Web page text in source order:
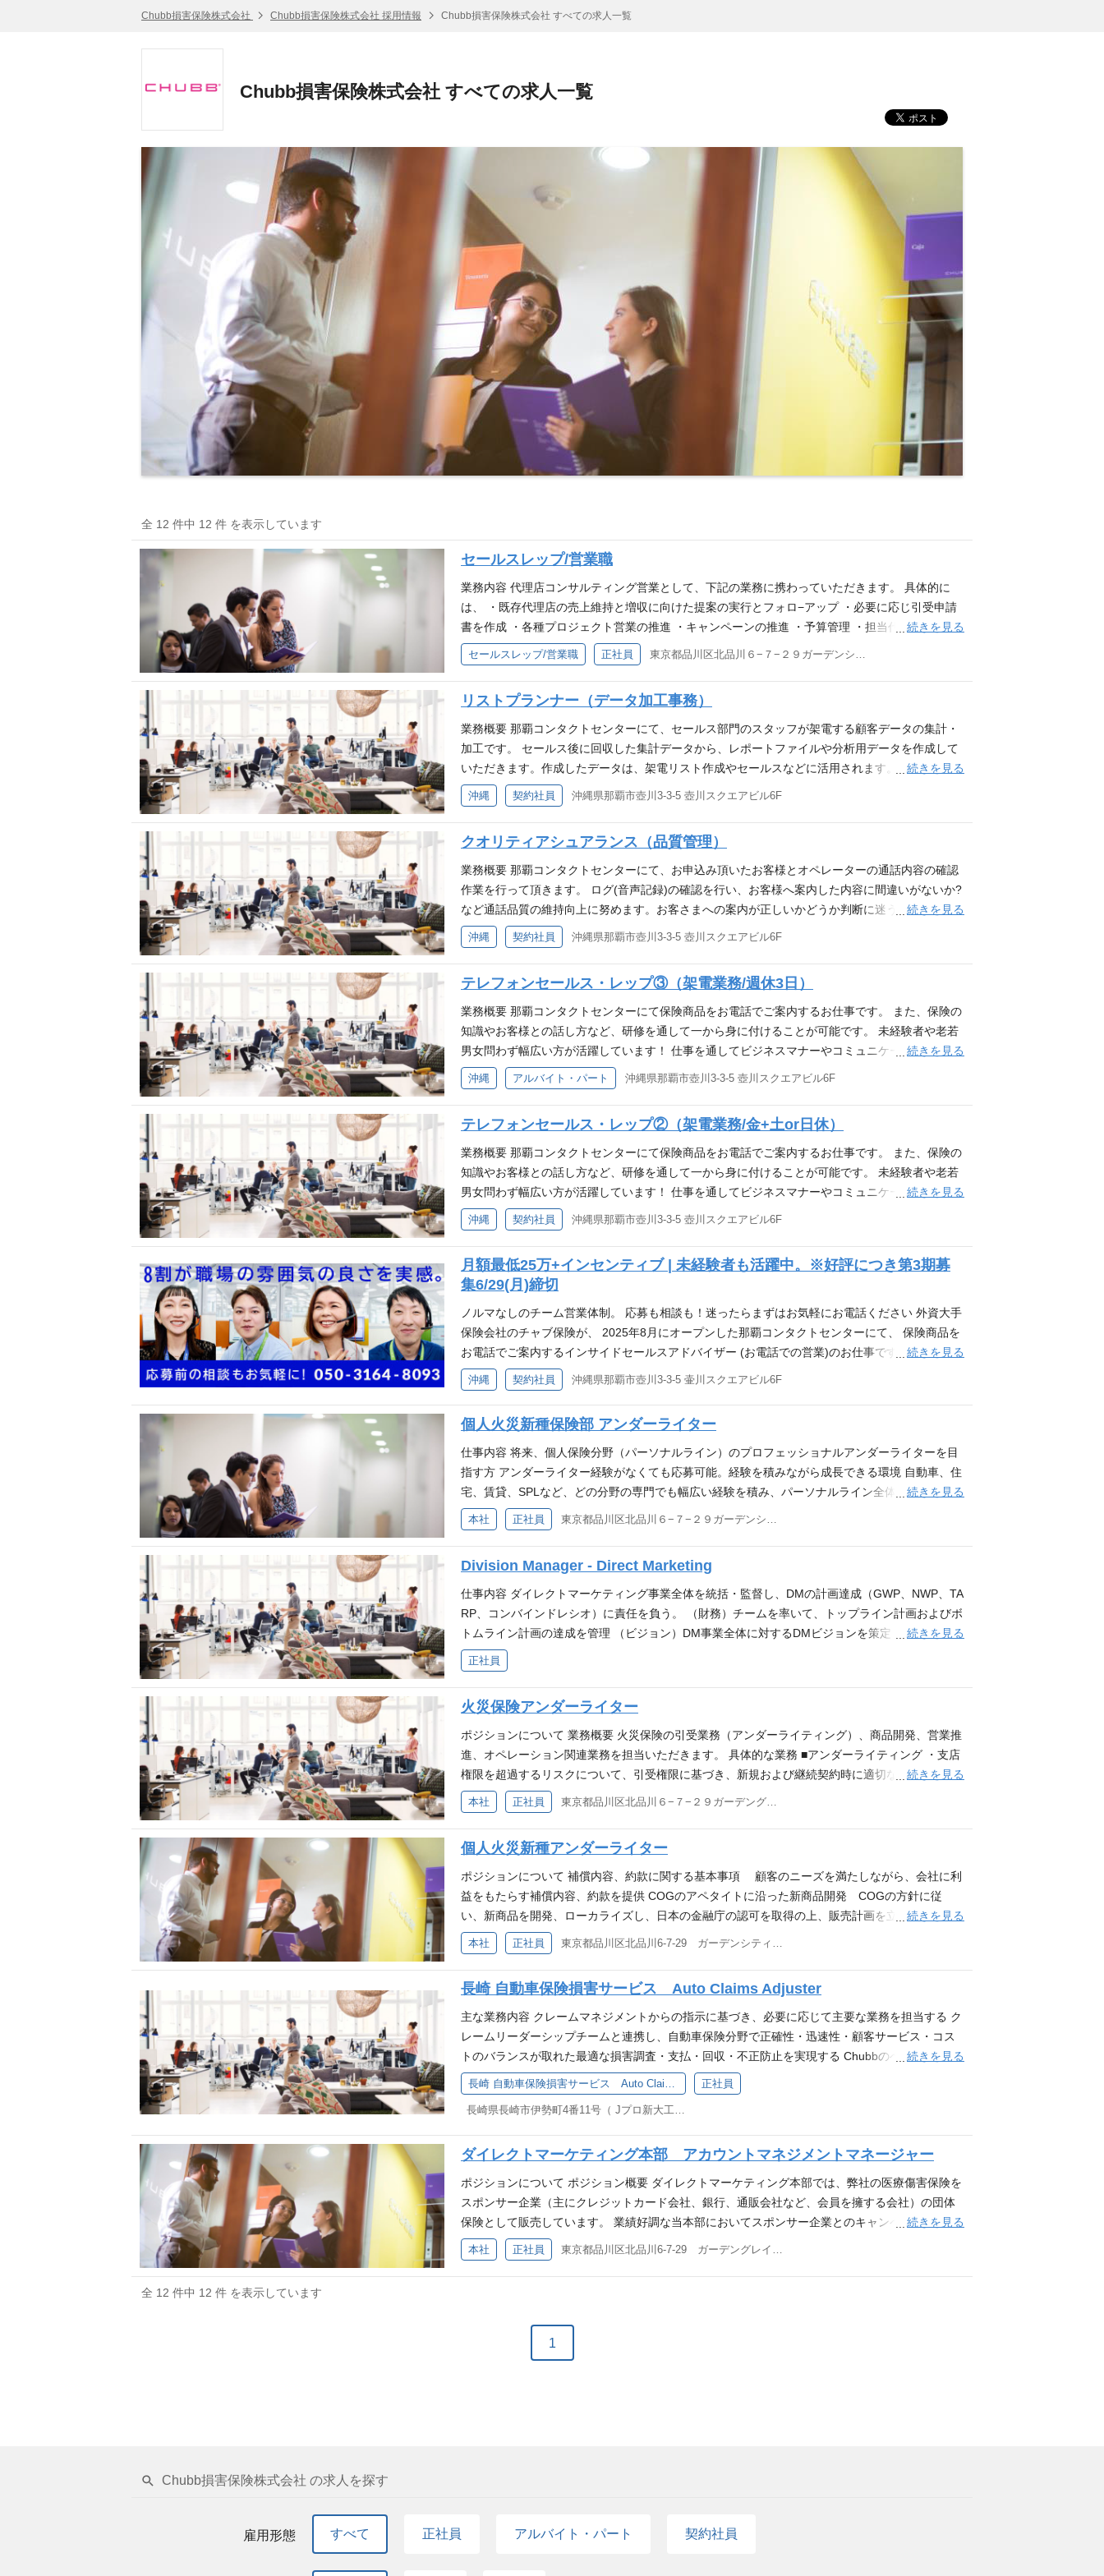
Chubb損害保険株式会社 Chubb損害保険株式会社 採用情報 Chubb損害保険株式会社 すべての求人一覧
Chubb損害保険株式会社 すべての求人一覧
全 12 件中 12 件 を表示しています
セールスレップ/営業職
業務内容 代理店コンサルティング営業として、下記の業務に携わっていただきます。 具体的に
は、 ・既存代理店の売上維持と増収に向けた提案の実行とフォロ−アップ ・必要に応じ引受申請
書を作成 ・各種プロジェクト営業の推進 ・キャンペーンの推進 ・予算管理 ・担当代理店の営業
力向上や、営業業務システム等の教育指導 応募要件 ・損害保険に関する営業経験3年以上 ・損害
保険についての各種専門知識（商品、取扱い規定、販売手法、法律等） ・ビジネスに対する洞察
力 ・結果志向 ・全国転勤可能な方（東京・大阪・名古屋・福岡などを想定。初任地については相
談の上決定）
続きを見る
セールスレップ/営業職 正社員
リストプランナー（データ加工事務）
業務概要 那覇コンタクトセンターにて、セールス部門のスタッフが架電する顧客データの集計・
加工です。 セールス後に回収した集計データから、レポートファイルや分析用データを作成して
いただきます。作成したデータは、架電リスト作成やセールスなどに活用されます。 将来はデー
タ集計のスペシャリスト、又はリサーチャーなどのキャリアも目指せます!! この機会にぜひ、弊
社でそのキャリアの第一歩を踏み出してみませんか? ＊事業好調につき拡大・増員しています。
安定した企業で一緒に働きませんか。 応募条件 ≪職種未経験OK/データ集計の実務経験者歓迎!≫
■Excelなどを用いてデータを加工(資料作成など)した経験があればOK ▼以下にチェックが一つで
もつく方は、応募資格を満たしている可能性が高いです。 □Excelのメニューバーにある機能はだ
いたい理解している(用途に合わせて最適な機能を選べる)。 □関数を使ってデータのあたりをつけ
られる。 □データを用いて社内でのコミュニケーションを円滑に行うことができる。 ◆那覇カス
タマーコンタクトセンター紹介ビデオ◆
続きを見る
沖縄 契約社員 沖縄県那覇市壺川3-3-5 壺川スクエアビル6F
クオリティアシュアランス（品質管理）
業務概要 那覇コンタクトセンターにて、お申込み頂いたお客様とオペレーターの通話内容の確認
作業を行って頂きます。 ログ(音声記録)の確認を行い、お客様へ案内した内容に間違いがないか?
など通話品質の維持向上に努めます。お客さまへの案内が正しいかどうか判断に迷うときは、管
理者が介入してアドバイスする体制を整えています。 コツコツ仕事に打ち込める方であれば、必
ず結果がついてくる仕事です。 自発的に行動してくれる方、元気があってはつらつとした方を求
めています。 経験は問いませんが、保険のお仕事の経験があればスムーズに業務に入ることがで
きます。 ＊事業好調につき拡大・増員しています。安定した企業で一緒に働きませんか。 応募条
件 未経験歓迎♪ PCスキル必須(エクセル・ワード) ▼下記いずれかに当てはまる方はすぐにご活躍
いただけると思います !! ・事務の経験がある方 ・保険業務経験者 ・コールセンター経験者 ▼求
める人物像 ・コミュニケーションスキルがありチームとの連携を取りながら仕事を進めることが
できる ・素直で謙虚さがある ◆那覇カスタマーコンタクトセンター紹介ビデオ◆
続きを見る
沖縄 契約社員 沖縄県那覇市壺川3-3-5 壺川スクエアビル6F
テレフォンセールス・レップ③（架電業務/週休3日）
業務概要 那覇コンタクトセンターにて保険商品をお電話でご案内するお仕事です。 また、保険の
知識やお客様との話し方など、研修を通して一から身に付けることが可能です。 未経験者や老若
男女問わず幅広い方が活躍しています！ 仕事を通してビジネスマナーやコミュニケーションスキ
ルを身につけたい方、保険会社で新たなキャリアをスタートしたい方、ご応募お待ちしておりま
す。 ＊事業好調につき拡大・増員しています。安定した企業で一緒に働きませんか。 応募条件
・コールセンターでの電話発信業務経験あれば尚可 ・保険会社での業務経験あれば尚可 ◆那覇カ
スタマーコンタクトセンター紹介ビデオ◆
続きを見る
沖縄 アルバイト・パート 沖縄県那覇市壺川3-3-5 壺川スクエアビル6F
テレフォンセールス・レップ②（架電業務/金+土or日休）
業務概要 那覇コンタクトセンターにて保険商品をお電話でご案内するお仕事です。 また、保険の
知識やお客様との話し方など、研修を通して一から身に付けることが可能です。 未経験者や老若
男女問わず幅広い方が活躍しています！ 仕事を通してビジネスマナーやコミュニケーションスキ
ルを身につけたい方、保険会社で新たなキャリアをスタートしたい方、ご応募お待ちしておりま
す。 ＊事業好調につき拡大・増員しています。安定した企業で一緒に働きませんか。 応募条件
・コールセンターでの電話発信業務経験あれば尚可 ・保険会社での業務経験あれば尚可 ◆那覇カ
スタマーコンタクトセンター紹介ビデオ◆
続きを見る
沖縄 契約社員 沖縄県那覇市壺川3-3-5 壺川スクエアビル6F
月額最低25万+インセンティブ | 未経験者も活躍中。※好評につき第3期募
集6/29(月)締切
ノルマなしのチーム営業体制。 応募も相談も！迷ったらまずはお気軽にお電話ください 外資大手
保険会社のチャブ保険が、 2025年8月にオープンした那覇コンタクトセンターにて、 保険商品を
お電話でご案内するインサイドセールスアドバイザー (お電話での営業)のお仕事です。 セールス
と聞くと「ノルマがきつそう…」と 不安になる方も多いかもしれませんが、 当社では個人ノルマ
は一切設けておらず、 チームで協力しながら成果を出すスタイルです。 また、無理な押し売りや
なご案内を評価する文化が根付いています。営業未経験の方でも始めやすく、安心して働ける環
境です。 ※お客様の迷惑となるような無理なセールスはありません!! お電話での相談も受付中！
お気軽にご連絡ください。 050-3164-8093 / 070-3830-5251(平日9:00-17:00) 【職場の雰囲気が
分かる動画を公開中！】 【給与】 基本給25万円＋頑張った分インセンティブ！ (月収例: 毎月固
定25万＋インセンティブ3万＋営業手当5万=33万円) 【勤務地】 那覇コンタクトセンター(壺川駅
徒歩1分) 【勤務時間・休日】 平日12:30～20:30 土日祝11:00～19:00 ※土日祝は1h残業あり シフ
ト制：週休2日 年次有給休暇、夏季休暇、年末年始、慶弔、 記念日休暇年2日、人間ドック休暇1
日 【仕事内容】 お電話での保険をお客様にご紹介するお仕事です。 充実した研修と手厚いサポ
ートが受けられるので、 未経験からでも安心です。 老若男女(19～69歳まで)幅広い世代が活躍
中！ 【 お任せする業務】 クレジットカード会社の会員様へ、保険商品をご案内する電話業務を
お任せします。 リストに基づいた架電のため、飛び込み営業や外回りは一切なし。 未経験の方で
も安心してスタートできます。 【具体的な業務の流れ】 ・お客様情報が記載された専用システム
を確認 ・トークマニュアルに沿ってお電話をかけて応対 ・保険商品についてのご案内/ご提案 ・
興味を持っていただいた方へ、 申込方法や資料のご案内 ・応対履歴を入力して完了 【初めて
でも安心できる研修制度が自慢】 トークスクリプトや商品知識に関する研修があるため、 未経験
からでも安心して取り組める環境です。 実際に、未経験からスタートしたスタッフが多数活躍中
です! ①導入研修 : 会社の概要や社内環境について学びます。 ②知識研修 : 保険の基礎知識につい
て学びます。 ③ロープレ研修/端末研修 : 実際の電話応対からPC入力方法など、 実際の業務に近
の成長をサポートします。 【福利厚生】 ■交通費支給→支払い上限無し ■ESPP(従業員持株購入
ブ等の割引を受けられる ■保険料補助制度→自社保険を3割引きで加入できる※規定あり 【応募条
収入も、働きやすさも、どちらも大事。」 そんな方に選ばれています。 ※2025年12月に実施。
那覇コンタクトセンター従業員アンケートより。 事業好調につき拡大・増員中。安定した企業で
一緒に働きませんか？ 【チャブ保険のGOOD POINT】 💰月額最低25万＋インセンティブ(未経験
でも) 🏖️壺川駅徒歩1分・新しいオフィスで快適。 📚誰でも未経験から保険のプロへ。充実の研修
の声
続きを見る
沖縄 契約社員 沖縄県那覇市壺川3-3-5 壷川スクエアビル6F
個人火災新種保険部 アンダーライター
仕事内容 将来、個人保険分野（パーソナルライン）のプロフェッショナルアンダーライターを目
指す方 アンダーライター経験がなくても応募可能。経験を積みながら成長できる環境 自動車、住
宅、賃貸、SPLなど、どの分野の専門でも幅広い経験を積み、パーソナルライン全体のプロフェ
ッショナルを目指せる 主な業務： 引受書類や補償内容の文書化 標準ファイルやポートフォリオ
の管理（引受権限内） UAGにおける限定的な引受権限の所有 求めるスキル・素養： 基本的な補
償内容・引受条件の理解顧客ニーズを満たしつつ、会社収益を確保できる補償や条件を理解・提
供できる能力 リスクアセスメント対応リスクエクスポージャー分析やロス分析などの基本素養 リ
スク分析能力があれば尚良し P&Lなど財務要件の基本理解リスク分析に必要な数字や保険の財務
基礎の理解 マーケティング・コミュニケーション営業部門との調整・交渉能力 プレゼンテーショ
ン・明確なコミュニケーション能力 戦略的思考に基づくコミュニケーション展開能力 プロダクシ
ョン戦略の管理・遂行能力 システム・プログラム活用システムやプログラムを用いた業務遂行能
力
続きを見る
本社 正社員
Division Manager - Direct Marketing
仕事内容 ダイレクトマーケティング事業全体を統括・監督し、DMの計画達成（GWP、NWP、TA
RP、コンバインドレシオ）に責任を負う。 （財務）チームを率いて、トップライン計画およびボ
トムライン計画の達成を管理 （ビジョン）DM事業全体に対するDMビジョンを策定 （関係構築）
スポンサーの上級管理職、外部ベンダーの上級管理職、および社内組織との関係を維持・強化
（コールセンターの管理）パフォーマンス改善、TSR採用、キャンペーン停止、コールセンター
のキャパシティ拡大／縮小を含む、センター運営戦略および施策を決定 （サービスオペレーショ
ンの管理）継続率向上施策、インバウンド対応、データ管理、請求管理、フルフィルメント管理
を含む、サービスオペレーション部門の戦略・施策を決定 （戦略的組織運営）DM組織および組
織体制の変更を評価する。チームを率い、チームのモチベーションを高く維持する。DM内の環境
を改善し、円滑な社内コミュニケーションを実現して、良好なチームワークを維持 （コンプライ
アンス・ガバナンス）IBAおよび社内規程に基づき、適切な募集活動を管理し、最良のガバナンス
を維持 （報告）業務状況を適時に報告 （その他）COGおよび上級管理職から求められる業務対
応 Supervise overall direct marketing business and has responsibility of achieving the plan of D
M.(GWP, NWP, TARP, Combined ratio) (Financial): Manage & achieve topline plan and bottom-lin
e plan by leading team. (Vision): Develop DM vision for all DM business. (Relationship): Keep an
d strengthen relationship with sponsor’s senior management, outside vendor senior managemen
t and internal organization. (Manage Call center): Decision center operation strategy & action, inc
ity of call center. (Manage Service operation): Decision service operation department strategy &
action, including persistency improving activity, inbound call activity, data management, billing ma
nagement and fulfil management. (Strategic organization): Evaluation DM organization and struc
d make smooth internal communication for keep good teamwork. (Compliance & Governance):
n. (Reporting): Report business condition timely. (Other): Business required from COG and senio
r management. Qualifications マーケティング分野における幅広い経験と知見を有し、優れた数値
感覚 優れたチームリーダーシップを有し、論理的思考力と適切な説明力 部門管理または多数の従
われない） Broad experience and insight in the Marketing field and excellent enumerative sense.
Excellent team leading skill. Logical thinking and appropriate explanation skill. Division Manage o
r large amount employee managing experience. Actively working style person and lead business
(Not sectionalism person)
続きを見る
正社員
火災保険アンダーライター
ポジションについて 業務概要 火災保険の引受業務（アンダーライティング）、商品開発、営業推
進、オペレーション関連業務を担当いただきます。 具体的な業務 ■アンダーライティング ・支店
権限を超過するリスクについて、引受権限に基づき、新規および継続契約時に適切なアンダーラ
イティングを行うことで、ポートフォリオの健全性の維持を図る。 ・リスク・オブザベーショ
ン・フォーム等の他部門からの情報に基づき、事故多発者等悪質なリスクの排除を行う。 ■商品
開発（改定を含む） ・マーケットに注意を払い、自社商品の他社に対する優位点・劣後点を常に
認識する。 ・商品開発プロジェクトにおいて、商品内容の策定、業務フローの策定、システム開
発の企画、規定の整備、営業保険料率の決定、帳票類および募集文書の作成・管理等、商品のラ
イフサイクルに係る一連の業務を行う。 ■トップラインへの貢献 営業部門と協力し、新規チャネ
ルの開拓および既存チャネルの掘り起こしに必要な各種施策の支援を行う。 ■ 異例計上の管理 ・
異例計上の申請に対して、申請理由を精査し、認否の決定を行う。 ・営業部支店と協力し、異例
計上の件数を抑制するために対策を講じる。 ■外部関連機関への報告と必要な委員会等への出席
損害保険料率算出機構、外国損害保険協会、日本損害保険協会等への報告と指定された委員会に
出席し、必要に応じて情報を社内関係者に連携する。 入社後の教育 初め2日間は人事部で行う入
社オリエンテーションにご参加いただき、当社社員として必要な知識を身に着けていただきま
す。 その後部門の研修では、OJTで実務を通して必要なスキルを身に着けていただきます。 組織
について 火災保険部は現在11名の組織です。業績好調なため増員中です。男性9名、女性2名で、
海外のチームからのサポートメンバーもいます。 キャリアパス 当部門でのマネージャーを目指し
ていただくのが一般的ですが、ご本人のご希望により、他の保険ラインのアンダーライターへの
転向や営業職への転向も可能です。社内公募制度もありますので、管理部門や損害サービス部門
職に転向− 10年目：P&C本部長に昇格 ■キャリア例２ アンダーライターとして中途入社− 4年
イティング、リスクマネジメント等）がある方。 ・英語力：ビジネスレベルの読み書き 歓迎要件
・損害保険業界での引受業務（アンダーライティング）経験者 ・英会話力（ビジネスレベル）
続きを見る
本社 正社員
個人火災新種アンダーライター
ポジションについて 補償内容、約款に関する基本事項 顧客のニーズを満たしながら、会社に利
益をもたらす補償内容、約款を提供 COGのアペタイトに沿った新商品開発 COGの方針に従
い、新商品を開発、ローカライズし、日本の金融庁の認可を取得の上、販売計画を立案、管理 リ
スクアセスメント リスク・エクスポージャー、特殊または一般的なハザード、および適切なコ
ントロールを特定する能力を有すること。 エクスポージャーとリスク分析に基づいてリスクを選
択。事故内容を分析し、損失を定量化する。 財務分析 リスク分析に使用される財務諸表および
比率の理解。 保険財務の基礎を理解し、保険引受の決定が会社の資産に与える影響を理解 保険数
理の基礎的理解 ロストレンド、料率算出を理解する能力。 過去の実績ないし予測手法に基づく
リスクの定量化 マーケティング・コミュニケーション 会社の最終利益を達成するための営業お
よび交渉し、 プレゼンテーションを行い、明確に伝える。戦略的思考に基づいてコミュニケーシ
ョンを行う能力ならびに代理店（プロデューサー）戦略を管理 システムとプログラム管理 日常
業務の遂行に必要なシステムおよびソフトウェア・プログラムを使用し、個人火災保険および賃
貸保険のシステム要件定義を作成 要件 アンダーライティングの概念、実務、手続きに関する深い
知識 マイクロソフト・ワード、エクセル、パワーポイント、アウトルック, インターネット/Webe
xの使用 日本語（ネイティブ）と英語（中級または上級）の多言語コミュニケーションスキル 交
続きを見る
本社 正社員
長崎 自動車保険損害サービス Auto Claims Adjuster
主な業務内容 クレームマネジメントからの指示に基づき、必要に応じて主要な業務を担当する ク
レームリーダーシップチームと連携し、自動車保険分野で正確性・迅速性・顧客サービス・コス
トのバランスが取れた最適な損害調査・支払・回収・不正防止を実現する Chubbのベストプラク
ティスガイドラインに従い、自動車保険金請求業務を遂行する 内部・外部の自動車保険に関する
不正行為やリスクを迅速に特定・エスカレーション・報告し、関係者と連携して解決する 大口損
害案件の基準に該当する自動車保険金請求について、速やかかつ正確に特定・エスカレーショ
ン・報告・引当・解決を行う 日々の業務の中で、クリティカルシンキングや計画性、効果的なコ
ミュニケーション、優先事項の実行力など、ビジネス・リーダーシップ能力を発揮できるスタッ
フの育成・メンタリングに関与する Chubb社内の自動車保険アンダーライターやビジネスリーダ
ー、外部パートナー等、関係者と良好な関係を構築・維持する 必要に応じて、商品開発・マーケ
ティング・アカウント管理等のプロジェクトにも積極的に参加し、会社の成長・財務目標達成に
は日常業務の要約であり、Chubbの事業展開やニーズ、成長に応じて変更となる場合があります
ド 訴訟手続きに関する知識
続きを見る
正社員
ダイレクトマーケティング本部 アカウントマネジメントマネージャー
ポジションについて ポジション概要 ダイレクトマーケティング本部では、弊社の医療傷害保険を
スポンサー企業（主にクレジットカード会社、銀行、通販会社など、会員を擁する会社）の団体
保険として販売しています。 業績好調な当本部においてスポンサー企業とのキャンペーン立案、
実行、事業拡大のための管理、マーケティング、計画の企画立案、販売促進に従事いただきま
す。 具体的な業務 トップライン計画とボトムライン計画を管理および達成する。 ビジネスチャ
ンスを見つける為のスポンサー詳細情報を収集する。（スポンサー戦略、カード発行枚数、アク
キャンペーンを実行し、キャンペーン結果を毎日、毎週、毎月追跡する。結果を評価し、報告す
る。チームと一緒に計画を迅速に達成するためのイニシアチブを開発する。 既存のスポンサー事
本部の企画管理部、コンタクトセンターとも連携して、担当アカウント（スポンサー企業）との
続きを見る
本社 正社員
全 12 件中 12 件 を表示しています
1
Chubb損害保険株式会社 の求人を探す
雇用形態 すべて 正社員 アルバイト・パート 契約社員